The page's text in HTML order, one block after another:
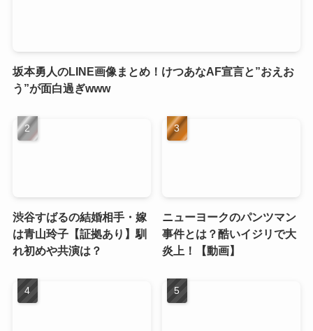
坂本勇人のLINE画像まとめ！けつあなAF宣言と”おえお
う”が面白過ぎwww
渋谷すばるの結婚相手・嫁
は青山玲子【証拠あり】馴
れ初めや共演は？
ニューヨークのパンツマン
事件とは？酷いイジリで大
炎上！【動画】